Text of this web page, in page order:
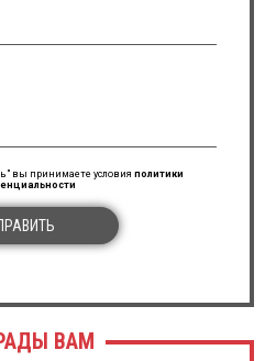
вы принимаете условия политики
ВАМ